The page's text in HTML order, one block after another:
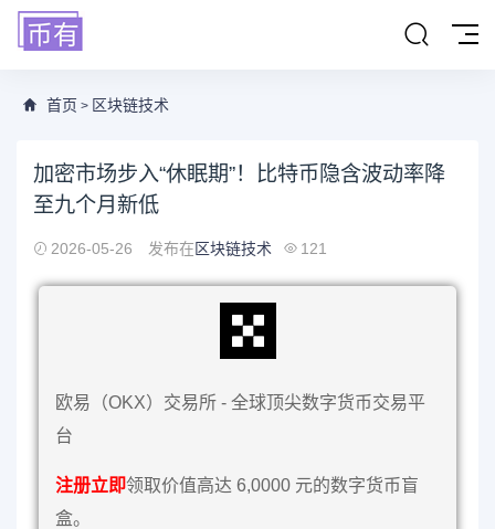
首页 > 区块链技术
加密市场步入“休眠期”！比特币隐含波动率降
至九个月新低
2026-05-26 发布在区块链技术 121
欧易（OKX）交易所 - 全球顶尖数字货币交易平
台
注册立即领取价值高达 6,0000 元的数字货币盲
盒。